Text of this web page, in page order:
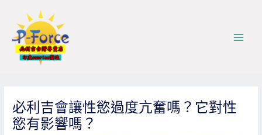
必利吉會讓性慾過度亢奮嗎？它對性
慾有影響嗎？
navigation